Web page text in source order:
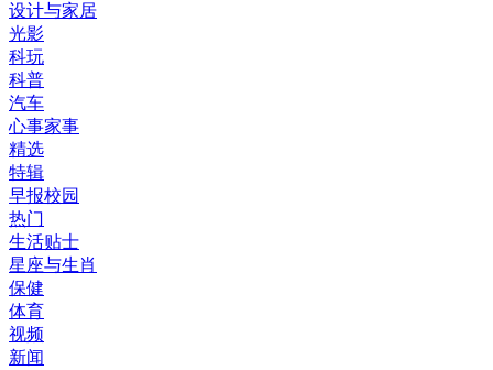
设计与家居
光影
科玩
科普
汽车
心事家事
精选
特辑
早报校园
热门
生活贴士
星座与生肖
保健
体育
视频
新闻